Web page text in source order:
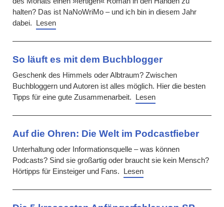
halten? Das ist NaNoWriMo – und ich bin in diesem Jahr
dabei. Lesen
So läuft es mit dem Buchblogger
Geschenk des Himmels oder Albtraum? Zwischen
Buchbloggern und Autoren ist alles möglich. Hier die besten
Tipps für eine gute Zusammenarbeit. Lesen
Auf die Ohren: Die Welt im Podcastfieber
Unterhaltung oder Informationsquelle – was können
Podcasts? Sind sie großartig oder braucht sie kein Mensch?
Hörtipps für Einsteiger und Fans. Lesen